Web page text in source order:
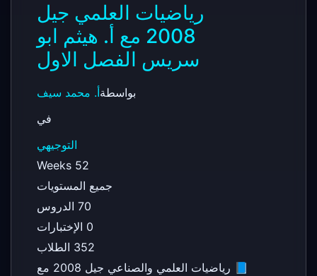
رياضيات العلمي جيل
2008 مع أ. هيثم ابو
سريس الفصل الاول
بواسطةأ. محمد سيف
في
التوجيهي
52 Weeks
جميع المستويات
70 الدروس
0 الإختبارات
352 الطلاب
📘 رياضيات العلمي والصناعي جيل 2008 مع